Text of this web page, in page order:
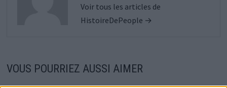
Voir tous les articles de
HistoireDePeople →
VOUS POURRIEZ AUSSI AIMER